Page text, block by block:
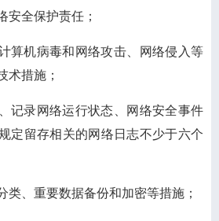
安全保护责任；
算机病毒和网络攻击、网络侵入等
术措施；
记录网络运行状态、网络安全事件
定留存相关的网络日志不少于六个
类、重要数据备份和加密等措施；